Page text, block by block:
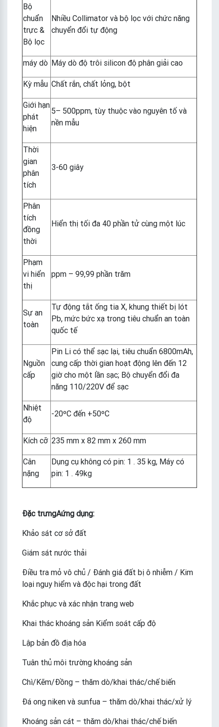
Bộ
chuẩn
trực &
Bộ lọc
Nhiều Collimator và bộ lọc với chức năng
chuyển đổi tự động
máy dò Máy dò độ trôi silicon độ phân giải cao
Kỳ mẫu Chất rắn, chất lỏng, bột
Giới hạn
phát
hiện
5– 500ppm, tùy thuộc vào nguyên tố và
nền mẫu
Thời
gian
phân
tích
3-60 giây
Phân
tích
đồng
thời
Hiển thị tối đa 40 phần tử cùng một lúc
Phạm
vi hiển
thị
ppm – 99,99 phần trăm
Sự an
toàn
Tự động tắt ống tia X, khung thiết bị lót
Pb, mức bức xạ trong tiêu chuẩn an toàn
quốc tế
Nguồn
cấp
Pin Li có thể sạc lại, tiêu chuẩn 6800mAh,
cung cấp thời gian hoạt động lên đến 12
giờ cho một lần sạc; Bộ chuyển đổi đa
năng 110/220V để sạc
Nhiệt
độ
-20ºC đến +50ºC
Kích cỡ 235 mm x 82 mm x 260 mm
Cân
nặng
Dụng cụ không có pin: 1 . 35 kg, Máy có
pin: 1 . 49kg
Đặc trưngAứng dụng:
Khảo sát cơ sở đất
Giám sát nước thải
Điều tra mỏ vô chủ / Đánh giá đất bị ô nhiễm / Kim
loại nguy hiểm và độc hại trong đất
Khắc phục và xác nhận trang web
Khai thác khoáng sản Kiểm soát cấp độ
Lập bản đồ địa hóa
Tuân thủ môi trường khoáng sản
Chì/Kẽm/Đồng – thăm dò/khai thác/chế biến
Đá ong niken và sunfua – thăm dò/khai thác/xử lý
Khoáng sản cát – thăm dò/khai thác/chế biến